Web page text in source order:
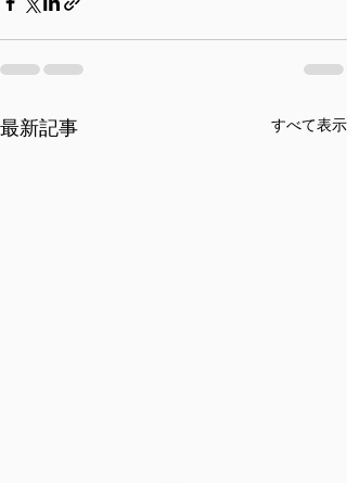
最新記事 すべて表示